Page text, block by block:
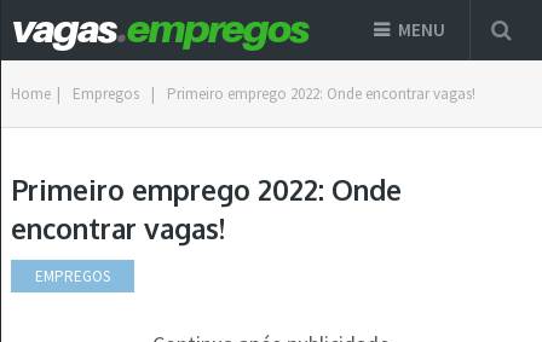
MENU
Home | Empregos | Primeiro emprego 2022: Onde encontrar vagas!
Primeiro emprego 2022: Onde
encontrar vagas!
EMPREGOS